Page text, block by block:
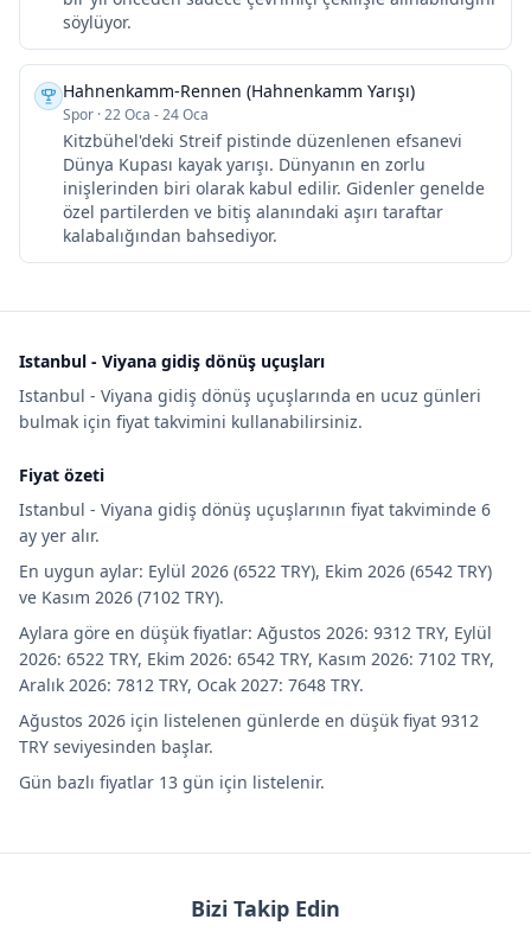
söylüyor.
Hahnenkamm-Rennen (Hahnenkamm Yarışı)
Spor ·22 Oca - 24 Oca
Kitzbühel'deki Streif pistinde düzenlenen efsanevi
Dünya Kupası kayak yarışı. Dünyanın en zorlu
inişlerinden biri olarak kabul edilir. Gidenler genelde
özel partilerden ve bitiş alanındaki aşırı taraftar
kalabalığından bahsediyor.
Istanbul - Viyana gidiş dönüş uçuşları
Istanbul - Viyana gidiş dönüş uçuşlarında en ucuz günleri
bulmak için fiyat takvimini kullanabilirsiniz.
Fiyat özeti
Istanbul - Viyana gidiş dönüş uçuşlarının fiyat takviminde 6
ay yer alır.
En uygun aylar: Eylül 2026 (6522 TRY), Ekim 2026 (6542 TRY)
ve Kasım 2026 (7102 TRY).
Aylara göre en düşük fiyatlar: Ağustos 2026: 9312 TRY, Eylül
2026: 6522 TRY, Ekim 2026: 6542 TRY, Kasım 2026: 7102 TRY,
Aralık 2026: 7812 TRY, Ocak 2027: 7648 TRY.
Ağustos 2026 için listelenen günlerde en düşük fiyat 9312
TRY seviyesinden başlar.
Gün bazlı fiyatlar 13 gün için listelenir.
Bizi Takip Edin